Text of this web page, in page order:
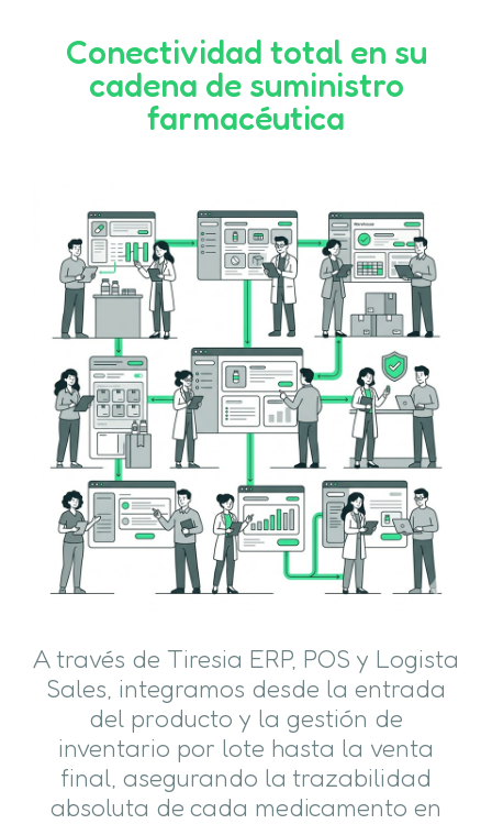
Conectividad total en su
cadena de suministro
farmacéutica
A través de Tiresia ERP, POS y Logista
Sales, integramos desde la entrada
del producto y la gestión de
inventario por lote hasta la venta
final, asegurando la trazabilidad
absoluta de cada medicamento en